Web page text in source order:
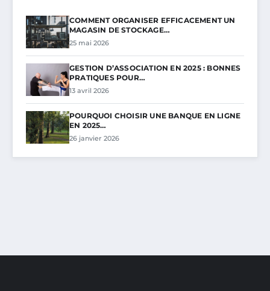
COMMENT ORGANISER EFFICACEMENT UN
MAGASIN DE STOCKAGE…
25 mai 2026
GESTION D’ASSOCIATION EN 2025 : BONNES
PRATIQUES POUR…
13 avril 2026
POURQUOI CHOISIR UNE BANQUE EN LIGNE
EN 2025…
26 janvier 2026